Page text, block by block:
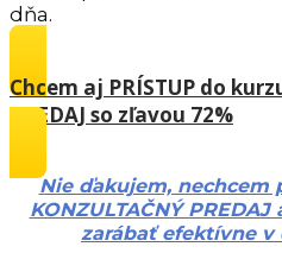
dňa.
Chcem aj PRÍSTUP do
PREDAJ so zľavou 72%
Nie ďakujem, nechcem
KONZULTAČNÝ
zarábať efektívne v